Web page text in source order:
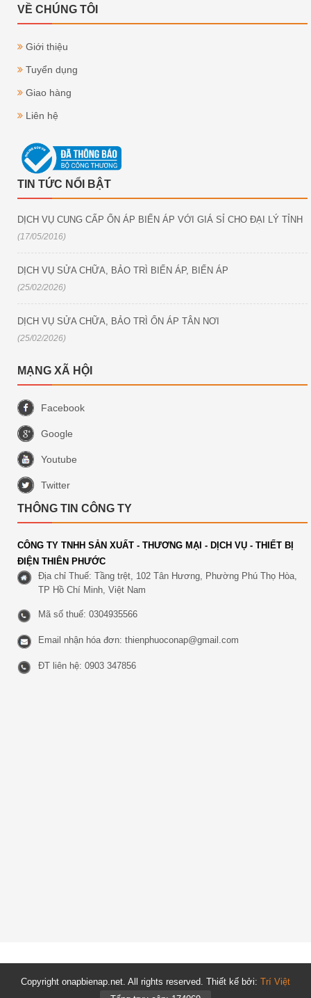
VỀ CHÚNG TÔI
Giới thiệu
Tuyển dụng
Giao hàng
Liên hệ
TIN TỨC NỔI BẬT
DỊCH VỤ CUNG CẤP ỔN ÁP BIẾN ÁP VỚI GIÁ SỈ CHO ĐẠI LÝ TỈNH
(17/05/2016)
DỊCH VỤ SỬA CHỮA, BẢO TRÌ BIẾN ÁP, BIẾN ÁP
(25/02/2026)
DỊCH VỤ SỬA CHỮA, BẢO TRÌ ỔN ÁP TÂN NƠI
(25/02/2026)
MẠNG XÃ HỘI
Facebook
Google
Youtube
Twitter
THÔNG TIN CÔNG TY
CÔNG TY TNHH SẢN XUẤT - THƯƠNG MẠI - DỊCH VỤ - THIẾT BỊ
ĐIỆN THIÊN PHƯỚC
Địa chỉ Thuế: Tầng trệt, 102 Tân Hương, Phường Phú Thọ Hòa,
TP Hồ Chí Minh, Việt Nam
Mã số thuế: 0304935566
Email nhận hóa đơn: thienphuoconap@gmail.com
ĐT liên hệ: 0903 347856
Copyright onapbienap.net. All rights reserved. Thiết kế bởi: Trí Việt